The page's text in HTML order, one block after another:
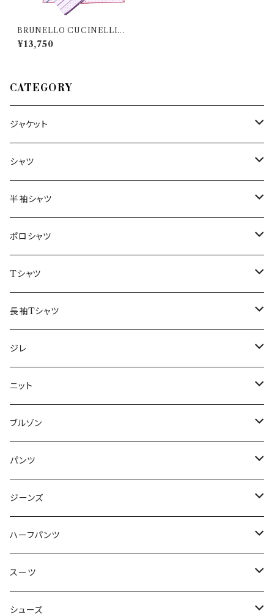
BRUNELLO CUCINELLI
（ブルネロクチネリ） ポケットチ
ーフ ML8490091 25504
¥13,750
CATEGORY
ジャケット
～44/S
46/M
48/L
50/XL～
シャツ
～44/S
46/M
48/L
50/XL～
半袖シャツ
～44/S
46/M
48/L
50/XL～
ポロシャツ
～44/S
46/M
48/L
50/XL～
Tシャツ
～44/S
46/M
48/L
50/XL～
長袖Tシャツ
～44/S
46/M
48/L
50/XL～
ジレ
～44/S
46/M
48/L
50/XL～
ニット
～44/S
46/M
48/L
50/XL～
ブルゾン
～44/S
46/M
48/L
50/XL～
パンツ
～44/S
46/M
48/L
50/XL～
ジーンズ
～44/S
46/M
48/L
ハーフパンツ
～44/S
46/M
スーツ
～44/S
シューズ